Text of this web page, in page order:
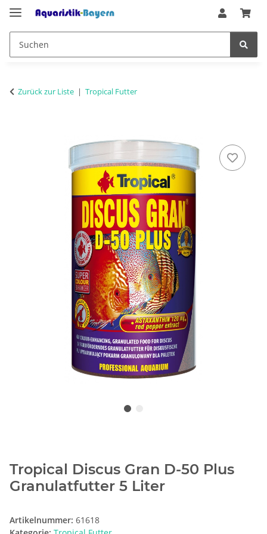
Zurück zur Liste Tropical Futter
Tropical Discus Gran D-50 Plus
Granulatfutter 5 Liter
Artikelnummer: 61618